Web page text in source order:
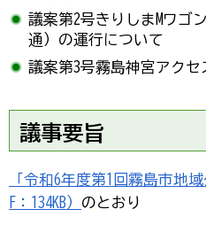
議案第2号きりしまMワゴ
通）の運行について
議案第3号霧島神宮アク
議事要旨
「令和6年度第1回霧島市地
F：134KB） のとおり